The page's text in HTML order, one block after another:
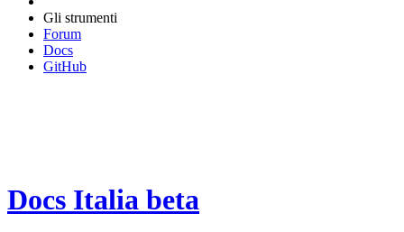
Gli strumenti
Forum
Docs
GitHub
Docs Italia beta